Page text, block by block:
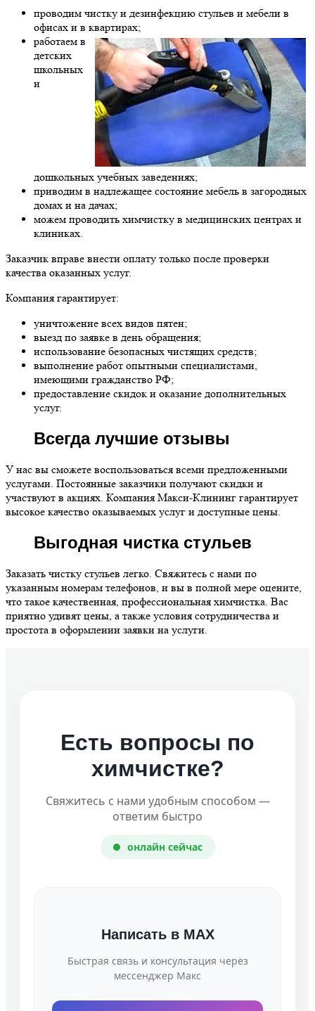
проводим чистку и дезинфекцию стульев и мебели в
офисах и в квартирах;
работаем в
детских
школьных
и
дошкольных учебных заведениях;
приводим в надлежащее состояние мебель в загородных
домах и на дачах;
можем проводить химчистку в медицинских центрах и
клиниках.
Заказчик вправе внести оплату только после проверки
качества оказанных услуг.
Компания гарантирует:
уничтожение всех видов пятен;
выезд по заявке в день обращения;
использование безопасных чистящих средств;
выполнение работ опытными специалистами,
имеющими гражданство РФ;
предоставление скидок и оказание дополнительных
услуг.
Всегда лучшие отзывы
У нас вы сможете воспользоваться всеми предложенными
услугами. Постоянные заказчики получают скидки и
участвуют в акциях. Компания Макси-Клининг гарантирует
высокое качество оказываемых услуг и доступные цены.
Выгодная чистка стульев
Заказать чистку стульев легко. Свяжитесь с нами по
указанным номерам телефонов, и вы в полной мере оцените,
что такое качественная, профессиональная химчистка. Вас
приятно удивят цены, а также условия сотрудничества и
простота в оформлении заявки на услуги.
Есть вопросы по
химчистке?
Свяжитесь с нами удобным способом —
ответим быстро
онлайн сейчас
Написать в MAX
Быстрая связь и консультация через
мессенджер Макс